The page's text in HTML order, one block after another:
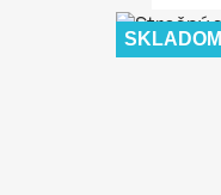
SKLADOM